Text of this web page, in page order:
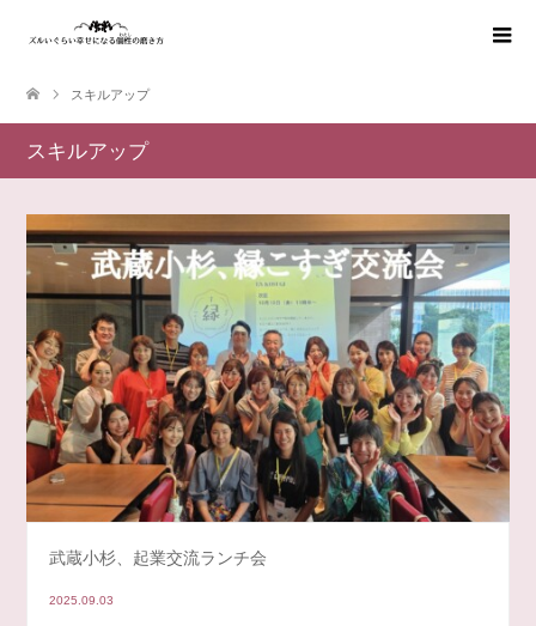
スキルアップ
スキルアップ
武蔵小杉、起業交流ランチ会
2025.09.03